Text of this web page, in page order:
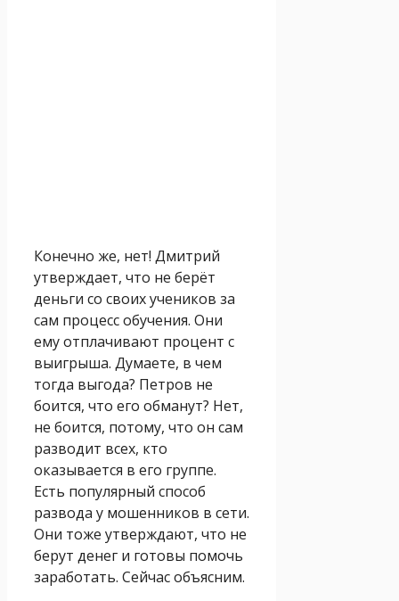
Конечно же, нет! Дмитрий
утверждает, что не берёт
деньги со своих учеников за
сам процесс обучения. Они
ему отплачивают процент с
выигрыша. Думаете, в чем
тогда выгода? Петров не
боится, что его обманут? Нет,
не боится, потому, что он сам
разводит всех, кто
оказывается в его группе.
Есть популярный способ
развода у мошенников в сети.
Они тоже утверждают, что не
берут денег и готовы помочь
заработать. Сейчас объясним.